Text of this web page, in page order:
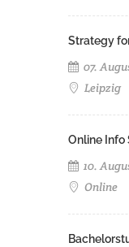
Strategy
07.
Leipzig
Online Info
10.
Online